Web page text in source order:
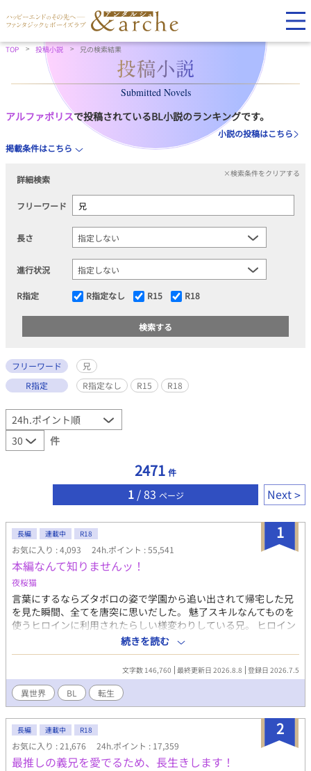
TOP 投稿小説 兄の検索結果
Submitted Novels
アルファポリスで投稿されているBL小説のランキングです。
小説の投稿はこちら
掲載条件はこちら
詳細検索
×検索条件をクリアする
フリーワード
長さ
進行状況
R指定 R指定なし R15 R18
フリーワード
兄
R指定
R指定なし R15 R18
件
2471 件
1/ 83 ページ Next
1
長編 連載中 R18
お気に入り : 4,093 24h.ポイント : 55,541
本編なんて知りませんッ！
夜桜猫
言葉にするならズタボロの姿で学園から追い出されて帰宅した兄
を見た瞬間、全てを唐突に思いだした。 魅了スキルなんてものを
使うヒロインに利用されたらしい様変わりしている兄。 ヒロイン
こと聖女に危害を加えた罪で学園を退学、貧乏男爵家である我が
家にも厳しい処分が言い渡されることに。 前世の記憶が戻ったか
らこそ余りに理不尽な状況に憤る主人公。 原作？そんな事は知っ
たことか。 原作知識チートと固有スキルを使って快適スローライ
フの為に動き出す。 ※急遽、一部キャラクターの名前を変更しま
した。読み辛くして申し訳ありません。 感想コメントは公開不
要と書かれている方以外にはしっかり返信していきます。もし
も、返信がない場合はお知らせ下さい！とても励みになります！
続きを読む
文字数 146,760 最終更新日 2026.8.8 登録日 2026.7.5
異世界 BL 転生
2
長編 連載中 R18
お気に入り : 21,676 24h.ポイント : 17,359
最推しの義兄を愛でるため、長生きします！